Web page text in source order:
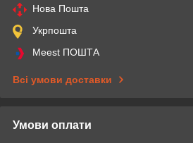
Нова Пошта
Укрпошта
Meest ПОШТА
Всі умови доставки
Умови оплати